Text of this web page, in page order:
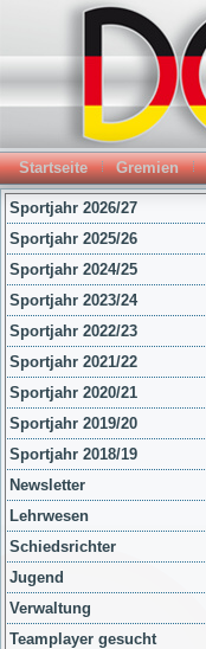
Startseite Gremien
Sportjahr 2026/27
Sportjahr 2025/26
Sportjahr 2024/25
Sportjahr 2023/24
Sportjahr 2022/23
Sportjahr 2021/22
Sportjahr 2020/21
Sportjahr 2019/20
Sportjahr 2018/19
Newsletter
Lehrwesen
Schiedsrichter
Jugend
Verwaltung
Teamplayer gesucht